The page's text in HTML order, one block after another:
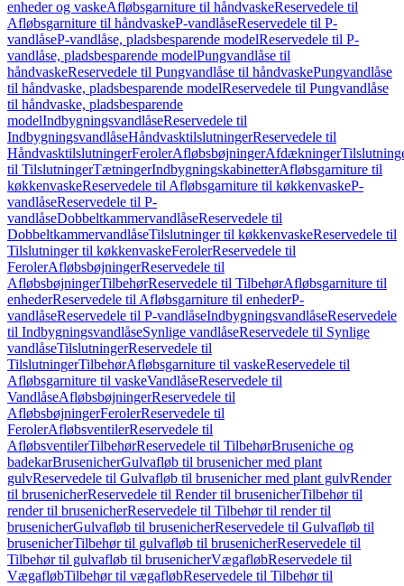
enheder og vaskeAfløbsgarniture til håndvaskeReservedele til
Afløbsgarniture til håndvaskeP-vandlåseReservedele til P-
vandlåseP-vandlåse, pladsbesparende modelReservedele til P-
vandlåse, pladsbesparende modelPungvandlåse til
håndvaskeReservedele til Pungvandlåse til håndvaskePungvandlåse
til håndvaske, pladsbesparende modelReservedele til Pungvandlåse
til håndvaske, pladsbesparende
modelIndbygningsvandlåseReservedele til
IndbygningsvandlåseHåndvasktilslutningerReservedele til
HåndvasktilslutningerFerolerAfløbsbøjningerAfdækninger
til TilslutningerTætningerIndbygningskabinetterAfløbsgarniture til
køkkenvaskeReservedele til Afløbsgarniture til køkkenvaskeP-
vandlåseReservedele til P-
vandlåseDobbeltkammervandlåseReservedele til
DobbeltkammervandlåseTilslutninger til køkkenvaskeReservedele til
Tilslutninger til køkkenvaskeFerolerReservedele til
FerolerAfløbsbøjningerReservedele til
AfløbsbøjningerTilbehørReservedele til TilbehørAfløbsgarniture til
enhederReservedele til Afløbsgarniture til enhederP-
vandlåseReservedele til P-vandlåseIndbygningsvandlåseReservedele
til IndbygningsvandlåseSynlige vandlåseReservedele til Synlige
vandlåseTilslutningerReservedele til
TilslutningerTilbehørAfløbsgarniture til vaskeReservedele til
Afløbsgarniture til vaskeVandlåseReservedele til
VandlåseAfløbsbøjningerReservedele til
AfløbsbøjningerFerolerReservedele til
FerolerAfløbsventilerReservedele til
AfløbsventilerTilbehørReservedele til TilbehørBruseniche og
badekarBrusenicherGulvafløb til brusenicher med plant
gulvReservedele til Gulvafløb til brusenicher med plant gulvRender
til brusenicherReservedele til Render til brusenicherTilbehør til
render til brusenicherReservedele til Tilbehør til render til
brusenicherGulvafløb til brusenicherReservedele til Gulvafløb til
brusenicherTilbehør til gulvafløb til brusenicherReservedele til
Tilbehør til gulvafløb til brusenicherVægafløbReservedele til
VægafløbTilbehør til vægafløbReservedele til Tilbehør til